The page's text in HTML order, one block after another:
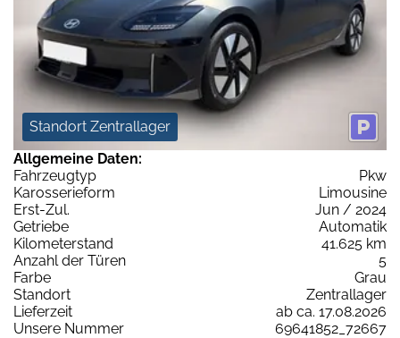
Standort Zentrallager
Allgemeine Daten:
Fahrzeugtyp
Pkw
Karosserieform
Limousine
Erst-Zul.
Jun / 2024
Getriebe
Automatik
Kilometerstand
41.625 km
Anzahl der Türen
5
Farbe
Grau
Standort
Zentrallager
Lieferzeit
ab ca. 17.08.2026
Unsere Nummer
69641852_72667